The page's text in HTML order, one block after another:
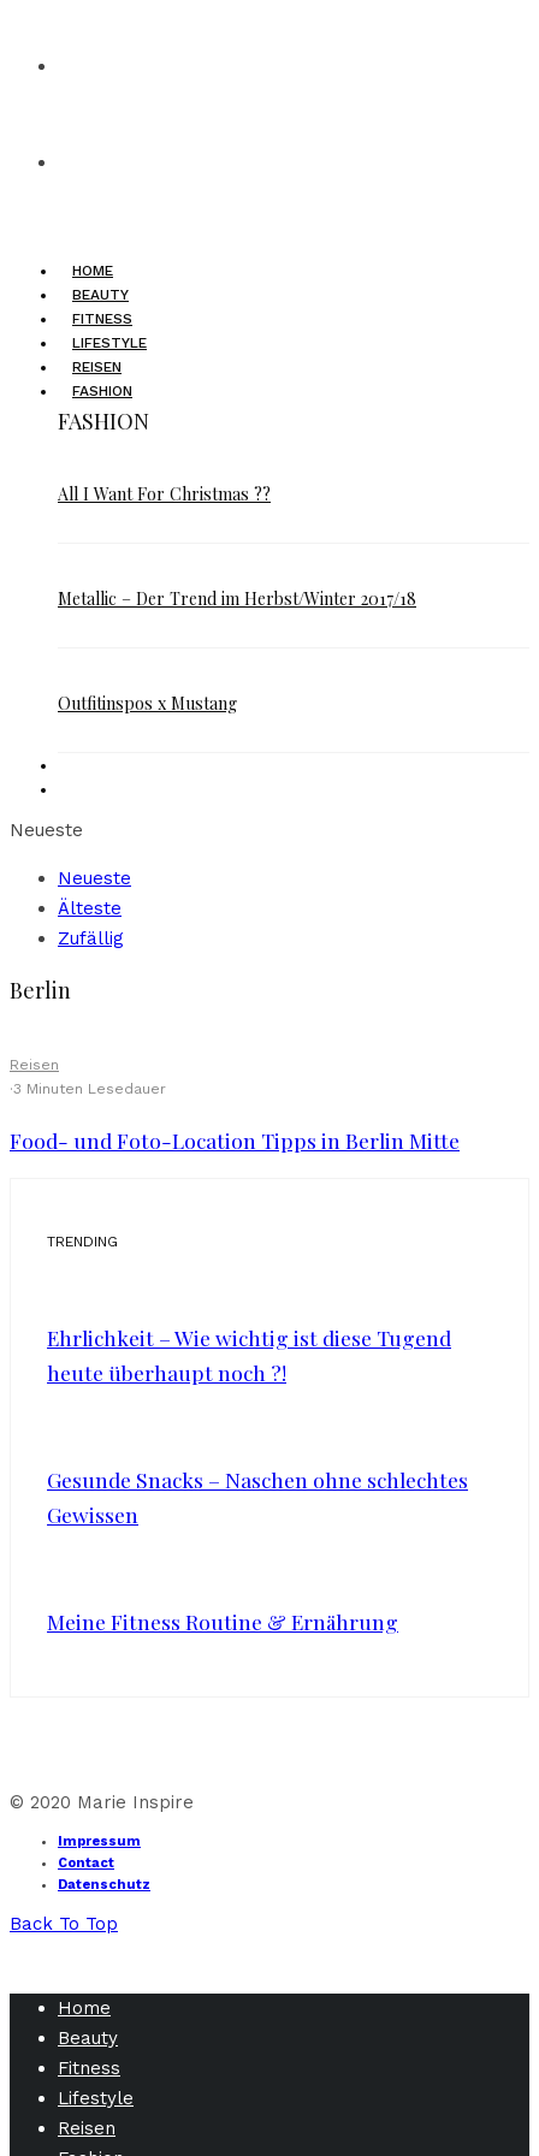
HOME
BEAUTY
FITNESS
LIFESTYLE
REISEN
FASHION
FASHION
All I Want For Christmas ??
Metallic – Der Trend im Herbst/Winter 2017/18
Outfitinspos x Mustang
Neueste
Neueste
Älteste
Zufällig
Berlin
Reisen
·3 Minuten Lesedauer
Food- und Foto-Location Tipps in Berlin Mitte
TRENDING
Ehrlichkeit – Wie wichtig ist diese Tugend
heute überhaupt noch ?!
Gesunde Snacks – Naschen ohne schlechtes
Gewissen
Meine Fitness Routine & Ernährung
© 2020 Marie Inspire
Impressum
Contact
Datenschutz
Back To Top
Home
Beauty
Fitness
Lifestyle
Reisen